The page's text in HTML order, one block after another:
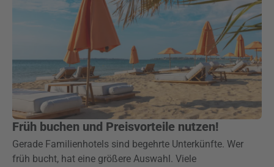
Früh buchen und Preisvorteile nutzen!
Gerade Familienhotels sind begehrte Unterkünfte. Wer
früh bucht, hat eine größere Auswahl. Viele